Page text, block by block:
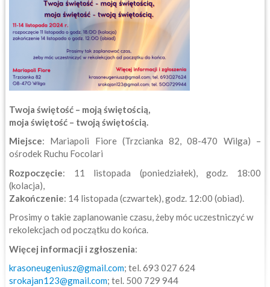
Twoja świętość – moją świętością,
moja świętość – twoją świętością.
Miejsce: Mariapoli Fiore (Trzcianka 82, 08-470 Wilga) –
ośrodek Ruchu Focolari
Rozpoczęcie: 11 listopada (poniedziałek), godz. 18:00
(kolacja),
Zakończenie: 14 listopada (czwartek), godz. 12:00 (obiad).
Prosimy o takie zaplanowanie czasu, żeby móc uczestniczyć w
rekolekcjach od początku do końca.
Więcej informacji i zgłoszenia:
krasoneugeniusz@gmail.com; tel. 693 027 624
srokajan123@gmail.com; tel. 500 729 944